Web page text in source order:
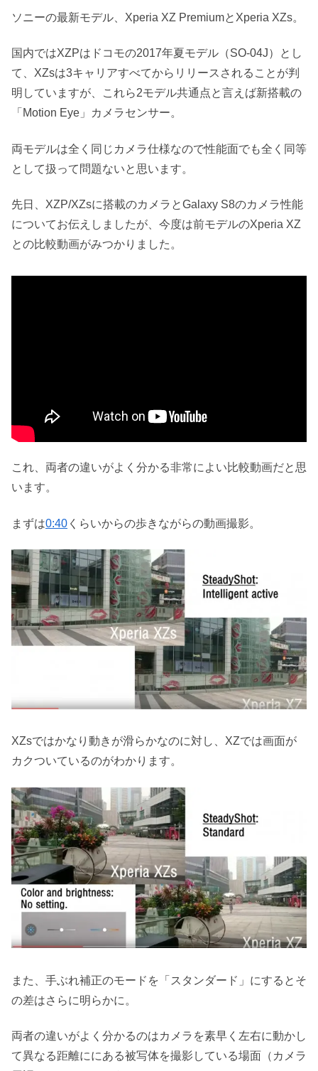
ソニーの最新モデル、Xperia XZ PremiumとXperia XZs。
国内ではXZPはドコモの2017年夏モデル（SO-04J）とし
て、XZsは3キャリアすべてからリリースされることが判
明していますが、これら2モデル共通点と言えば新搭載の
「Motion Eye」カメラセンサー。
両モデルは全く同じカメラ仕様なので性能面でも全く同等
として扱って問題ないと思います。
先日、XZP/XZsに搭載のカメラとGalaxy S8のカメラ性能
についてお伝えしましたが、今度は前モデルのXperia XZ
との比較動画がみつかりました。
これ、両者の違いがよく分かる非常によい比較動画だと思
います。
まずは0:40 くらいからの歩きながらの動画撮影。
XZsではかなり動きが滑らかなのに対し、XZでは画面が
カクついているのがわかります。
また、手ぶれ補正のモードを「スタンダード」にするとそ
の差はさらに明らかに。
両者の違いがよく分かるのはカメラを素早く左右に動かし
て異なる距離ににある被写体を撮影している場面（カメラ